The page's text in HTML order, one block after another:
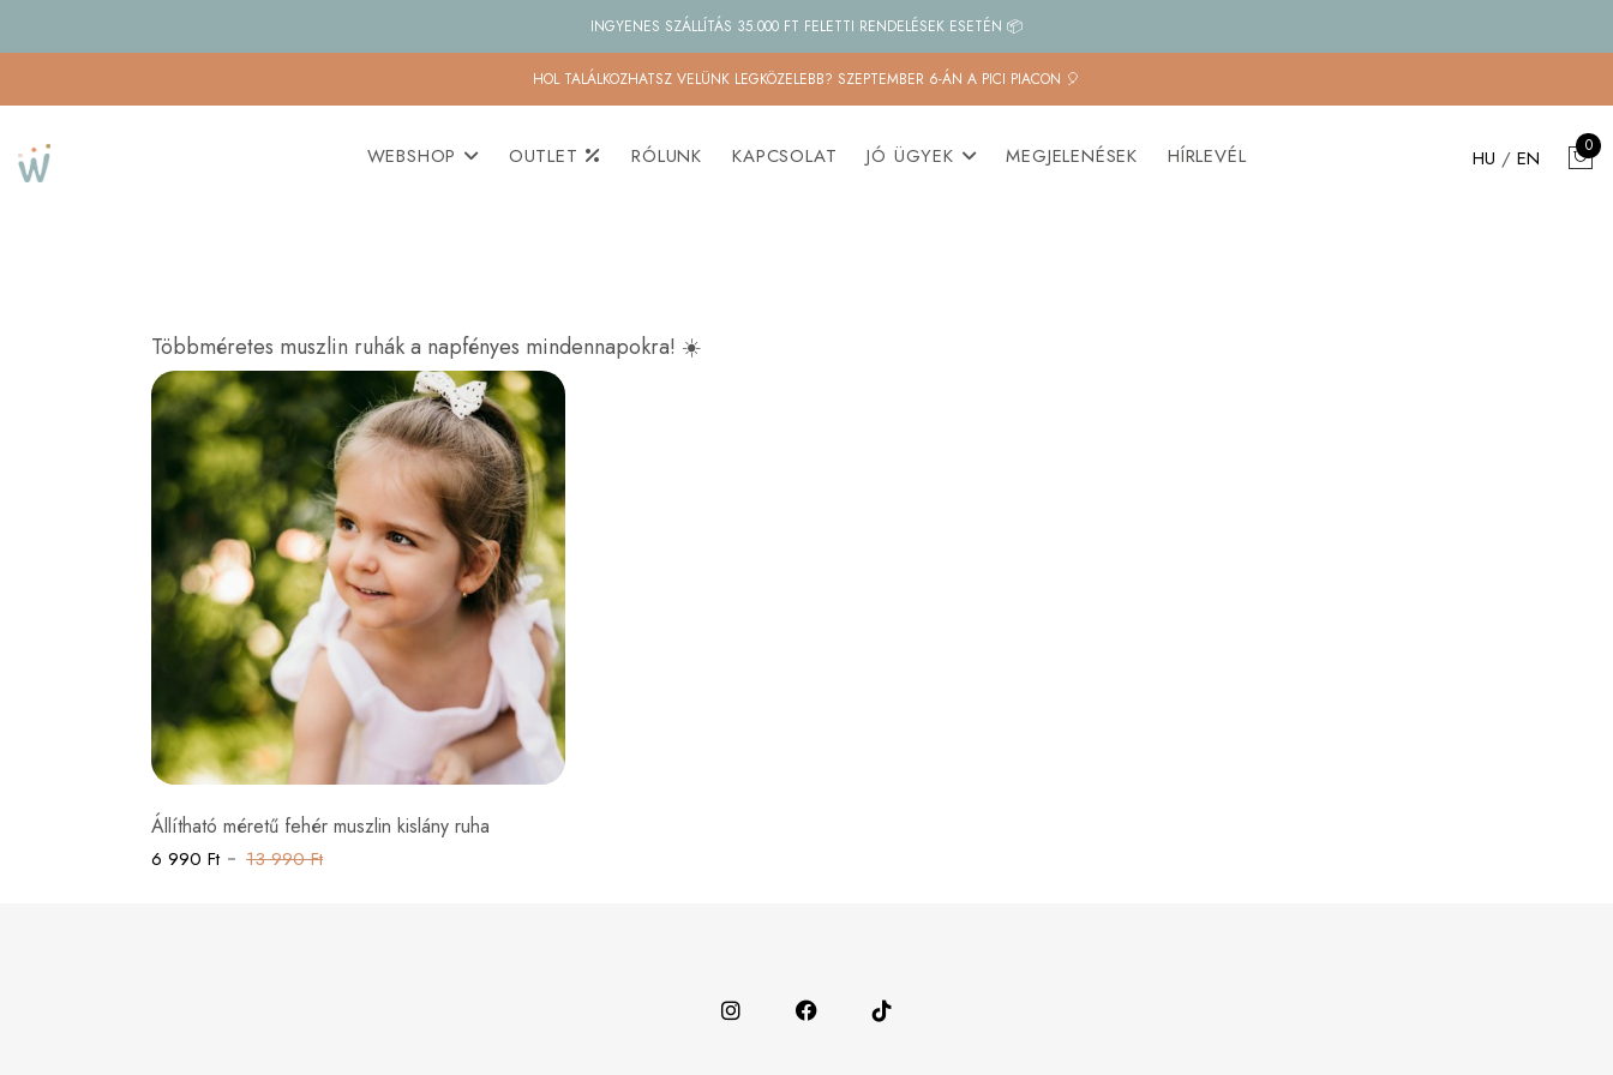
INGYENES SZÁLLÍTÁS 35.000 FT FELETTI RENDELÉSEK ESETÉN 📦
HOL TALÁLKOZHATSZ VELÜNK LEGKÖZELEBB? SZEPTEMBER 6-ÁN A PICI PIACON 🎈
WEBSHOP OUTLET RÓLUNK KAPCSOLAT JÓ ÜGYEK MEGJELENÉSEK HÍRLEVÉL HU / EN 0
Többméretes muszlin ruhák a napfényes mindennapokra! ☀️
Állítható méretű fehér muszlin kislány ruha
6 990 Ft 13 990 Ft